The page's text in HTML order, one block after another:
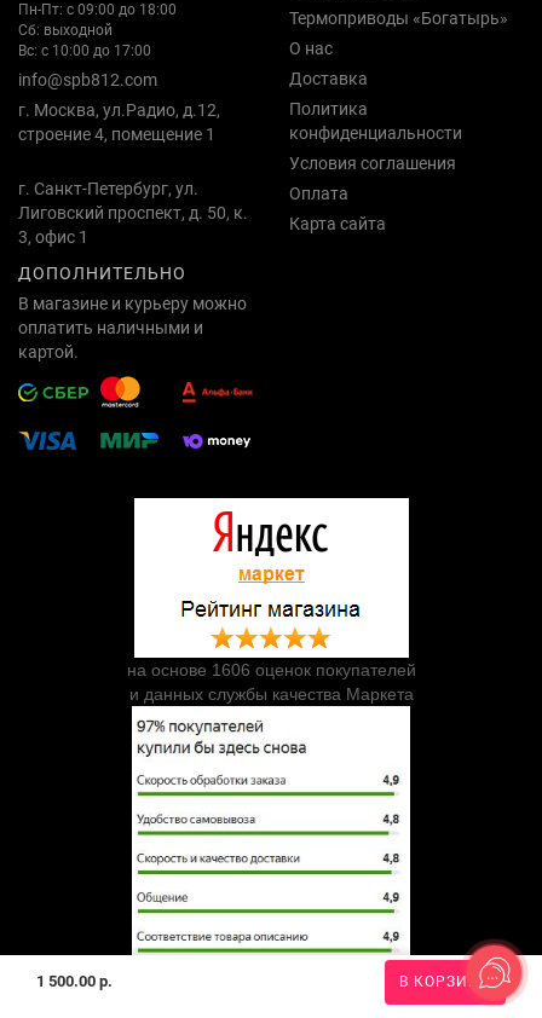
1 500.00 р. В КОРЗИНУ
Пн-Пт: с 09:00 до 18:00
Сб: выходной
Вс: с 10:00 до 17:00
info@spb812.com
г. Москва, ул.Радио, д.12,
строение 4, помещение 1
г. Санкт-Петербург, ул.
Лиговский проспект, д. 50, к.
3, офис 1
Термоприводы «Богатырь»
О нас
Доставка
Политика
конфиденциальности
Условия соглашения
Оплата
Карта сайта
ДОПОЛНИТЕЛЬНО
В магазине и курьеру можно
оплатить наличными и
картой.
на основе 1606 оценок покупателей
и данных службы качества Маркета